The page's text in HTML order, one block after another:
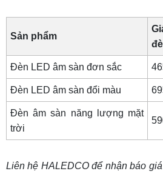
Sản phẩm
Đèn LED âm sàn đơn sắc
Đèn LED âm sàn đổi màu
Đèn âm sàn năng lượng mặt
trời
Liên hệ HALEDCO để nhận báo